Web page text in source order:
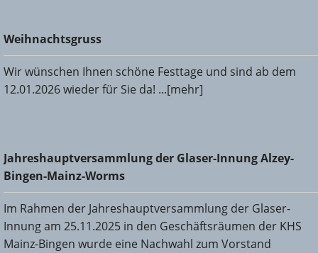
Weihnachtsgruss
Weihnachtsgruss
Wir wünschen Ihnen schöne Festtage und sind ab dem
12.01.2026 wieder für Sie da! ...[mehr]
Jahreshauptversammlung der Glaser-Innung Alzey-Bingen-
Mainz-Worms
Jahreshauptversammlung der Glaser-Innung Alzey-
Bingen-Mainz-Worms
Im Rahmen der Jahreshauptversammlung der Glaser-
Innung am 25.11.2025 in den Geschäftsräumen der KHS
Mainz-Bingen wurde eine Nachwahl zum Vorstand